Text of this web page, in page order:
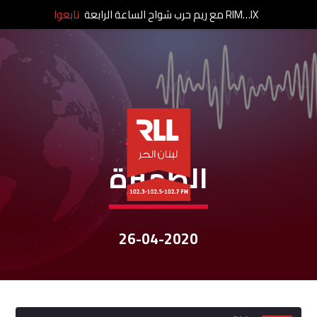
نشرات الأخبار
الظّهيرة
26-04-2020
RIM…IX مع ريم حرب شواح الساعة الرابعة تابعوا